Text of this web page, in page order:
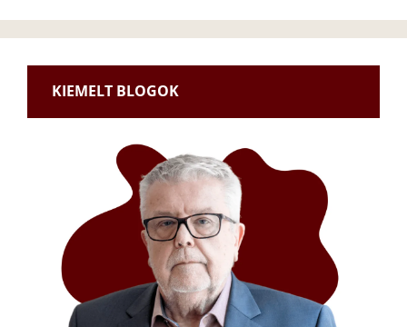
KIEMELT BLOGOK